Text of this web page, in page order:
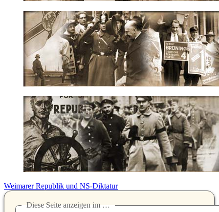
Weimarer Republik und NS-Diktatur
Diese Seite anzeigen im …